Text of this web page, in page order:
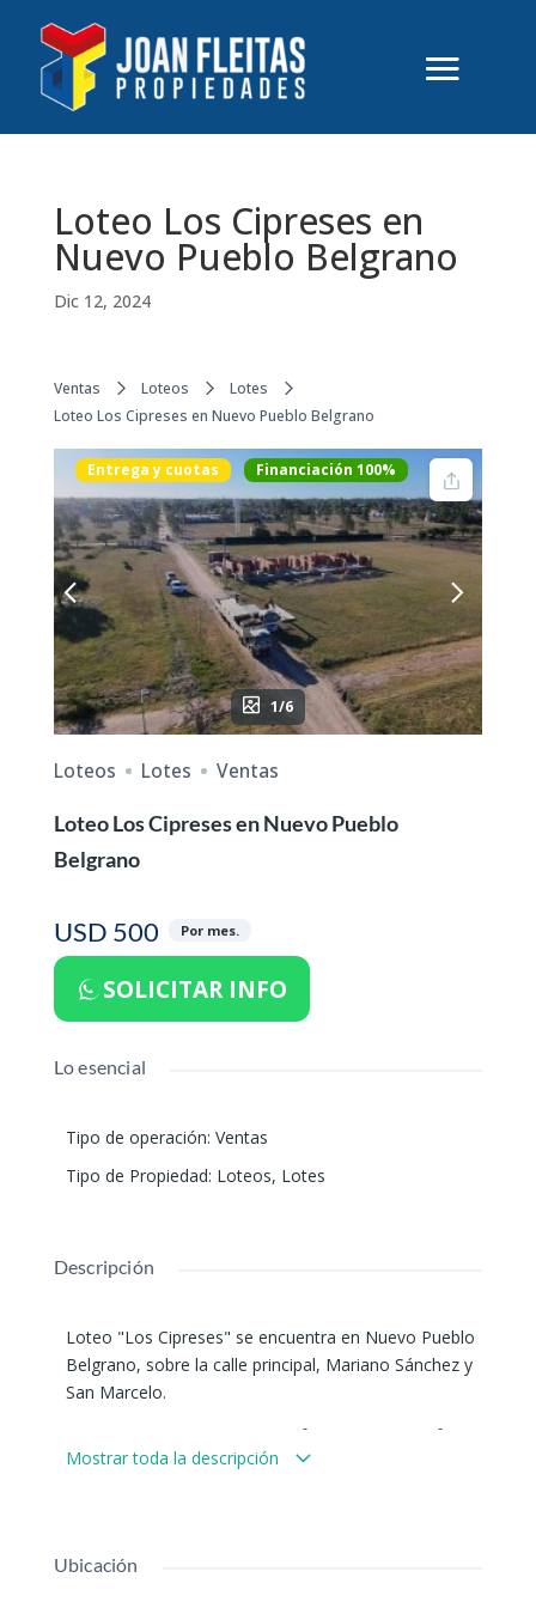
Loteo Los Cipreses en
Nuevo Pueblo Belgrano
Dic 12, 2024
Ventas Loteos
Lotes
Loteo Los Cipreses en Nuevo Pueblo Belgrano
Entrega y cuotas Financiación 100%
1/6
Loteos Lotes
Ventas
Loteo Los Cipreses en Nuevo Pueblo
Belgrano
USD 500 Por mes.
SOLICITAR INFO
Lo esencial
Tipo de operación: Ventas
Tipo de Propiedad: Loteos, Lotes
Descripción
Loteo "Los Cipreses" se encuentra en Nuevo Pueblo
Belgrano, sobre la calle principal, Mariano Sánchez y
San Marcelo.
Los lotes van desde los 450 m² hasta los 850 m².
Mostrar toda la descripción
Ubicación